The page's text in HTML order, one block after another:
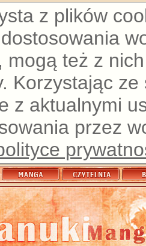
z plików
mogą też z
Korzystając
z aktualnymi
przez